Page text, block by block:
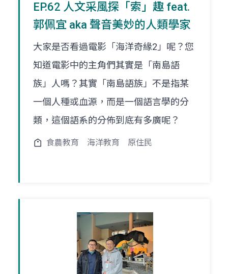
EP.62 人文采風探「索」趣 feat.
郭佩宜 aka 聲音美妙的人類學家
大家是否看過電影「海洋奇緣2」呢？您
知道電影中的主角們其實是「南島語
族」人嗎？其實「南島語族」不是指某
一個人種或血源，而是一個語言學的分
類，這個語系的分佈到底有多廣呢？
食農教育 海洋教育 原住民